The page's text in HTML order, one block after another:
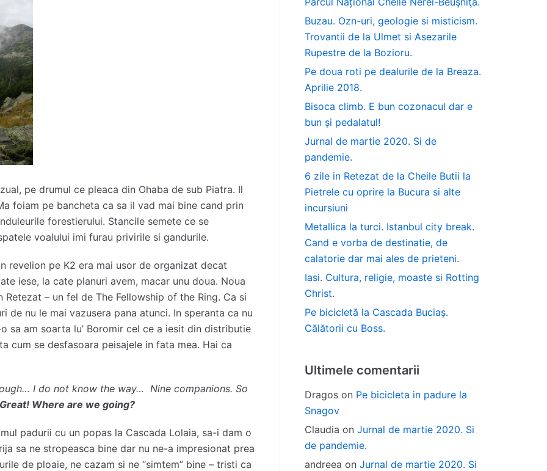
pe drumul ce pleaca din Ohaba de sub Piatra. Il
foiam pe bancheta ca sa il vad mai bine cand prin
forestierului. Stancile semete ce se
voalului imi furau privirile si gandurile.
revelion pe K2 era mai usor de organizat decat
iese, la cate planuri avem, macar unu doua. Noua
– un fel de The Fellowship of the Ring. Ca si
de nu le mai vazusera pana atunci. In speranta ca nu
sa am soarta lu’ Boromir cel ce a iesit din distributie
cum se desfasoara peisajele in fata mea. Hai ca
I do not know the way… Nine companions. So
Great! Where are we going?
padurii cu un popas la Cascada Lolaia, sa-i dam o
sa ne stropeasca bine dar nu ne-a impresionat prea
de ploaie, ne cazam si ne “simtem” bine – tristi ca
Buzau. Ozn-uri, geologie si misticism.
Trovantii de la Ulmet si Asezarile
Rupestre de la Bozioru.
Pe doua roti pe dealurile de la Breaza.
Aprilie 2018.
Bisoca climb. E bun cozonacul dar e
bun și pedalatul!
Jurnal de martie 2020. Si de
pandemie.
6 zile in Retezat de la Cheile Butii la
Pietrele cu oprire la Bucura si alte
incursiuni
Metallica la turci. Istanbul city break.
Cand e vorba de destinatie, de
calatorie dar mai ales de prieteni.
Iasi. Cultura, religie, moaste si Rotting
Christ.
Pe bicicletă la Cascada Buciaș.
Călătorii cu Boss.
Ultimele comentarii
Dragos on Pe bicicleta in padure la
Snagov
Claudia on Jurnal de martie 2020. Si
de pandemie.
andreea on Jurnal de martie 2020. Si